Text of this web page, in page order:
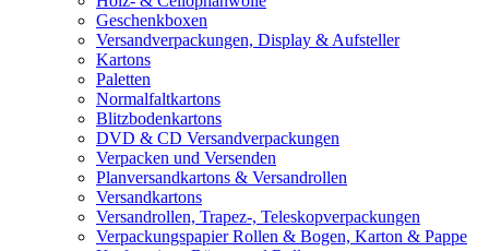
Geschenkboxen
Versandverpackungen, Display & Aufsteller
Kartons
Paletten
Normalfaltkartons
Blitzbodenkartons
DVD & CD Versandverpackungen
Verpacken und Versenden
Planversandkartons & Versandrollen
Versandkartons
Versandrollen, Trapez-, Teleskopverpackungen
Verpackungspapier Rollen & Bogen, Karton & Pappe